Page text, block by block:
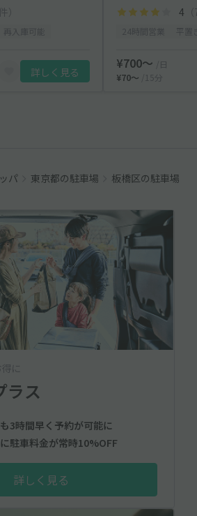
）
詳しく見る
4
¥700〜
/日
¥70〜
/15分
パ 東京都の駐車場 板橋区の駐車場
に
ラス
3時間早く予約が可能に
駐車料金が常時10%OFF
詳しく見る